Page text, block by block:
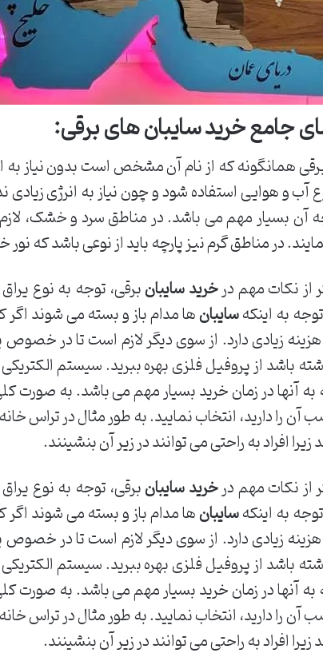
جامع خرید سایبان های برقی:
همانگونه که از نام آن مشخص است بدون نیاز
آب و هوایی استفاده شود و چون نیاز به انرژی
آن بسیار مهم می باشد. در مناطق سرد و خشک،
در مناطق گرم نیز پارچه باید از نوعی باشد که نور
از نکات مهم درخرید سایبانبرقی، توجه به نوع
به اینکهسایبانها مدام باز و بسته می شوند
هزینه زیادی دارد. از سوی دیگر لازم است تا در
باشد از پروفیل فلزی بهره ببرید. سیستم
آنها در زمان خرید بسیار مهم می باشد. به صورت
را دارید، انتخاب نمایید. به طور مثال در تراس
افراد به راحتی می توانند در زیر آن بنشینند.
از نکات مهم درخرید سایبانبرقی، توجه به نوع
به اینکهسایبانها مدام باز و بسته می شوند
هزینه زیادی دارد. از سوی دیگر لازم است تا در
باشد از پروفیل فلزی بهره ببرید. سیستم
آنها در زمان خرید بسیار مهم می باشد. به صورت
را دارید، انتخاب نمایید. به طور مثال در تراس
افراد به راحتی می توانند در زیر آن بنشینند.